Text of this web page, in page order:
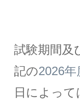
試験期間及
記の2026
日によっ